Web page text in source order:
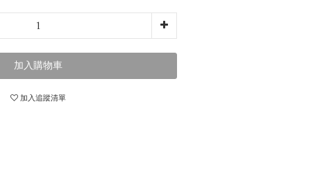
加入購物車
加入追蹤清單